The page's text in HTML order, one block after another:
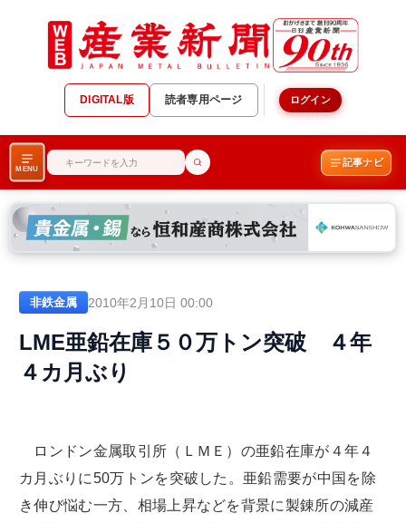
DIGITAL版 読者専用ページ ログイン
MENU
記事ナビ
非鉄金属 2010年2月10日 00:00
LME亜鉛在庫５０万トン突破 ４年
４カ月ぶり
ロンドン金属取引所（ＬＭＥ）の亜鉛在庫が４年４
カ月ぶりに50万トンを突破した。亜鉛需要が中国を除
き伸び悩む一方、相場上昇などを背景に製錬所の減産